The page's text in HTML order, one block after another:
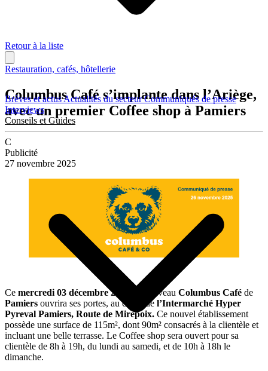
Brèves et actusActualités du secteurCommuniqués de presse
Interviews
Conseils et Guides
Retour à la liste
Restauration, cafés, hôtellerie
Columbus Café s’implante dans l’Ariège,
avec un premier Coffee shop à Pamiers
C
Publicité
27 novembre 2025
Ce mercredi 03 décembre 2025 , le nouveau Columbus Café de
Pamiers ouvrira ses portes, au coeur de l’Intermarché Hyper
Pyreval Pamiers, Route de Mirepoix. Ce nouvel établissement
possède une surface de 115m², dont 90m² consacrés à la clientèle et
incluant une belle terrasse. Le Coffee shop sera ouvert pour sa
clientèle de 8h à 19h, du lundi au samedi, et de 10h à 18h le
dimanche.